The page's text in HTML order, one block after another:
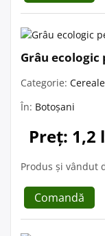
Grâu ecologic
Categorie: Cereale
În: Botoșani
Preț: 1,2
Produs și vândut
Comandă